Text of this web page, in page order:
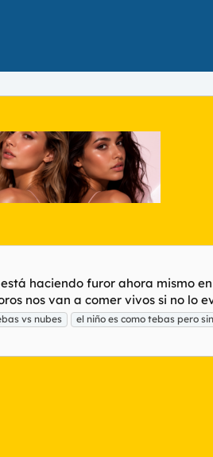
haciendo furor ahora mismo
nos van a comer vivos si no lo
vs nubes el niño es como tebas pero sin